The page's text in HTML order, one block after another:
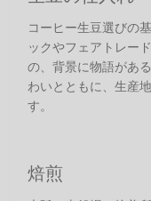
コーヒー生豆選びの
ックやフェアトレー
の、背景に物語があ
わいとともに、生産
す。
焙煎